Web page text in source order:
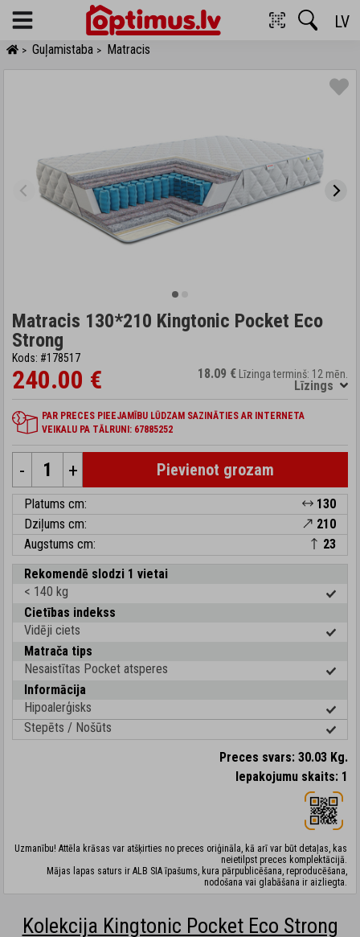
Menu LV
> Guļamistaba > Matracis
Matracis 130*210 Kingtonic Pocket Eco
Strong
Kods: #178517
240.00 € 18.09 € Līzinga termiņš: 12 mēn.
Līzings
PAR PRECES PIEEJAMĪBU LŪDZAM SAZINĀTIES AR INTERNETA
VEIKALU PA TĀLRUNI: 67885252
- + Pievienot grozam
Platums cm:
130
Dziļums cm:
210
Augstums cm:
23
Rekomendē slodzi 1 vietai
< 140 kg
Cietības indekss
Vidēji ciets
Matrača tips
Nesaistītas Pocket atsperes
Informācija
Hipoalerģisks
Stepēts / Nošūts
Preces svars: 30.03 Kg.
Iepakojumu skaits: 1
Uzmanību! Attēla krāsas var atšķirties no preces oriģināla, kā arī var būt detaļas, kas
neietilpst preces komplektācijā.
Mājas lapas saturs ir ALB SIA īpašums, kura pārpublicēšana, reproducēšana,
nodošana vai glabāšana ir aizliegta.
Kolekcija Kingtonic Pocket Eco Strong